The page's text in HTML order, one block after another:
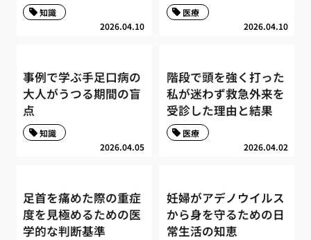
2026.04.10
知識
2026.04.10
医療
事例で学ぶ手足口病の
大人がうつる期間の盲
点
2026.04.05
知識
階段で頭を強く打った
私が迷わず救急外来を
受診した理由と結果
2026.04.02
医療
足首を痛めた際の重症
度を見極めるための医
学的な判断基準
妊婦がアデノウイルス
から身を守るための日
常生活の知恵